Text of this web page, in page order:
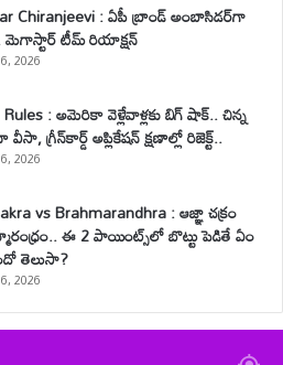
Chiranjeevi : ఏపీ బ్రాండ్ అంబాసిడర్‌గా
మెగాస్టార్ టీమ్ రియాక్షన్
2026
: అమెరికా వెళ్లేవాళ్లకు బిగ్ షాక్.. చిన్న
వీసా, గ్రీన్‌కార్డ్ అప్లికేషన్ క్షణాల్లో రిజెక్ట్..
2026
vs Brahmarandhra : ఆజ్ఞా చక్రం
ఈ 2 పాయింట్స్‌లో బొట్టు పెడితే ఏం
తెలుసా?
2026